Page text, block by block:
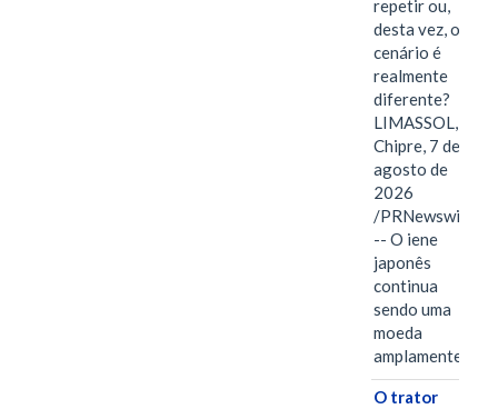
repetir ou,
desta vez, o
cenário é
realmente
diferente?
LIMASSOL,
Chipre, 7 de
agosto de
2026
/PRNewswire/
-- O iene
japonês
continua
sendo uma
moeda
amplamente…
O trator